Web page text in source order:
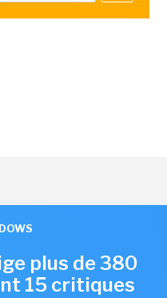
plus de 380
15 critiques